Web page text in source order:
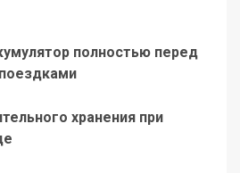
полностью перед
хранения при